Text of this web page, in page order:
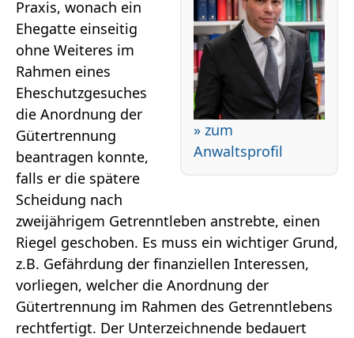
» zum
Anwaltsprofil
Praxis, wonach ein
Ehegatte einseitig
ohne Weiteres im
Rahmen eines
Eheschutzgesuches
die Anordnung der
Gütertrennung
beantragen konnte,
falls er die spätere
Scheidung nach
zweijährigem Getrenntleben anstrebte, einen
Riegel geschoben. Es muss ein wichtiger Grund,
z.B. Gefährdung der finanziellen Interessen,
vorliegen, welcher die Anordnung der
Gütertrennung im Rahmen des Getrenntlebens
rechtfertigt. Der Unterzeichnende bedauert